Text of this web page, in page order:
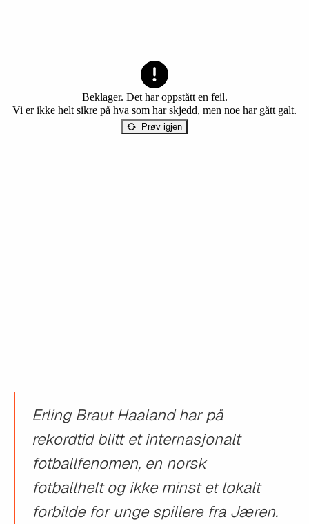
Erling Braut Haaland har på
rekordtid blitt et internasjonalt
fotballfenomen, en norsk
fotballhelt og ikke minst et lokalt
forbilde for unge spillere fra Jæren.